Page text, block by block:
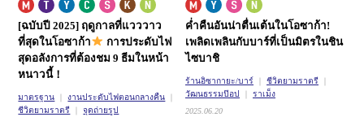
[ฉบับปี 2025] ฤดูกาลที่แวววาว
ที่สุดในโอซาก้า
การประดับไฟ
สุดอลังการที่ต้องชม 9 ธีมในหน้า
หนาวนี้！
มาตรฐาน
งานประดับไฟตอนกลางคืน
ชีวิตยามราตรี
จุดถ่ายรูป
ค่ำคืนอันน่าตื่นเต้นในโอซาก้า!
เพลิดเพลินกับบาร์ที่เป็นมิตรในชิน
ไซบาชิ
ร้านอิซากายะ/บาร์
ชีวิตยามราตรี
วัฒนธรรมป๊อป
ราเม็ง
2025.06.20